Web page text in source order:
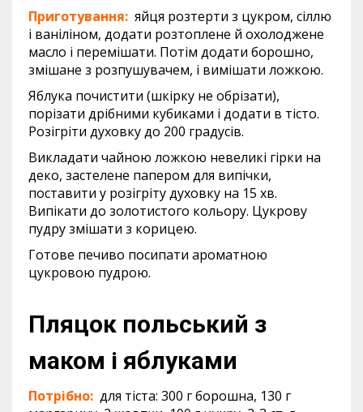
Приготування: яйця розтерти з цукром, сіллю
і ваніліном, додати розтоплене й охолоджене
масло і перемішати. Потім додати борошно,
змішане з розпушувачем, і вимішати ложкою.
Яблука почистити (шкірку не обрізати),
порізати дрібними кубиками і додати в тісто.
Розігріти духовку до 200 градусів.
Викладати чайною ложкою невеликі гірки на
деко, застелене папером для випічки,
поставити у розігріту духовку на 15 хв.
Випікати до золотистого кольору. Цукрову
пудру змішати з корицею.
Готове печиво посипати ароматною
цукровою пудрою.
Пляцок польський з
маком і яблуками
Потрібно: для тіста: 300 г борошна, 130 г